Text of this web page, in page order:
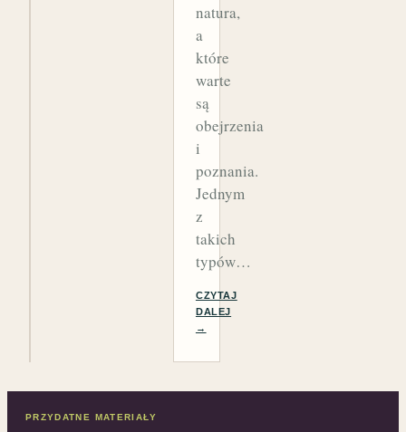
natura,
a
które
warte
są
obejrzenia
i
poznania.
Jednym
z
takich
typów…
CZYTAJ
DALEJ
→
PRZYDATNE MATERIAŁY